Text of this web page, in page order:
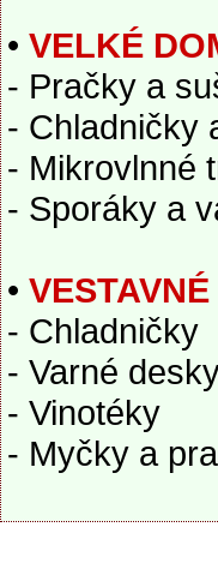
• VELKÉ
- Pračky a
- Chladničky
- Mikrovlnné
- Sporáky a
•
- Chladničky
- Varné
- Vinotéky
- Myčky a